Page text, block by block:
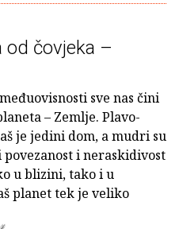
od čovjeka –
sve nas čini
– Zemlje. Plavo-
je jedini dom, a mudri su
i neraskidivost
u blizini, tako i u
planet tek je veliko